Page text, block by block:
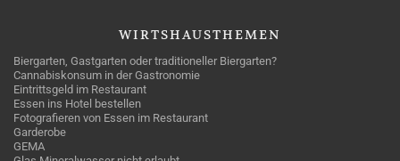
WIRTSHAUSTHEMEN
Biergarten, Gastgarten oder traditioneller Biergarten?
Cannabiskonsum in der Gastronomie
Eintrittsgeld im Restaurant
Essen ins Hotel bestellen
Fotografieren von Essen im Restaurant
Garderobe
GEMA